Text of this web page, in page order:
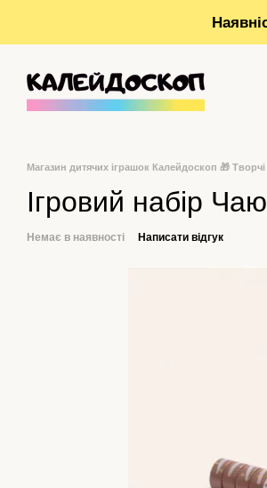
Магазин дитячих іграшок Калейдоскоп 🎁
Ігровий набір
Немає в наявності Написати відгук